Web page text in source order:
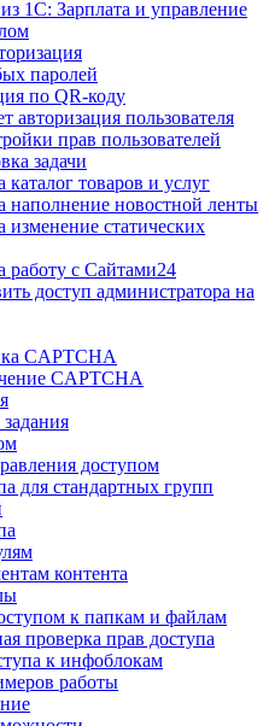
1С: Зарплата и управление
паролей
по QR-коду
авторизация пользователя
прав пользователей
задачи
каталог товаров и услуг
наполнение новостной ленты
изменение статических
работу с Сайтами24
доступ администратора на
CAPTCHA
CAPTCHA
доступом
для стандартных групп
контента
к папкам и файлам
проверка прав доступа
к инфоблокам
работы